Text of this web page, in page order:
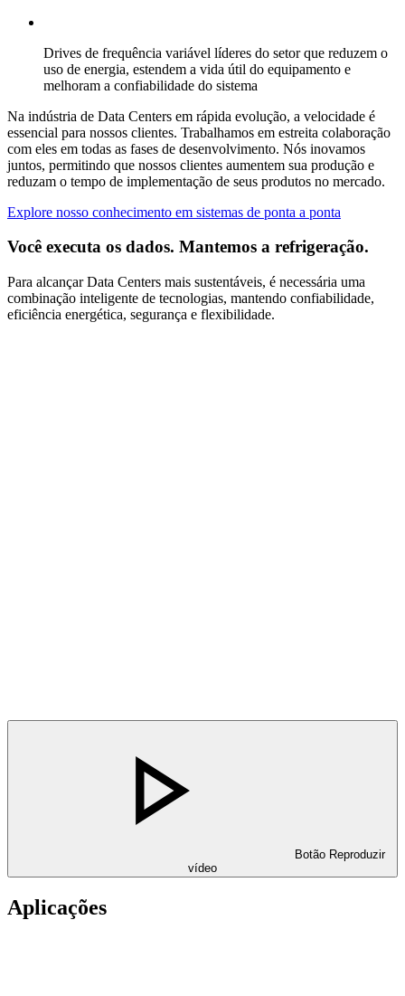
Drives de frequência variável líderes do setor que reduzem o
uso de energia, estendem a vida útil do equipamento e
melhoram a confiabilidade do sistema
Na indústria de Data Centers em rápida evolução, a velocidade é
essencial para nossos clientes. Trabalhamos em estreita colaboração
com eles em todas as fases de desenvolvimento. Nós inovamos
juntos, permitindo que nossos clientes aumentem sua produção e
reduzam o tempo de implementação de seus produtos no mercado.
Explore nosso conhecimento em sistemas de ponta a ponta
Você executa os dados. Mantemos a refrigeração.
Para alcançar Data Centers mais sustentáveis, é necessária uma
combinação inteligente de tecnologias, mantendo confiabilidade,
eficiência energética, segurança e flexibilidade.
Botão Reproduzir
vídeo
Aplicações